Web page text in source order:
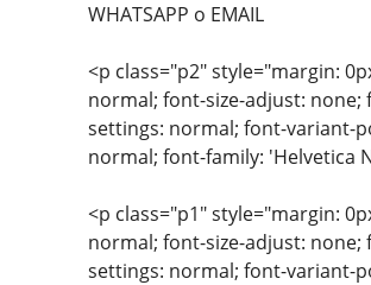
WHATSAPP o EMAIL
<p class="p2" style="margin:
normal; font-size-adjust:
settings: normal; font-variant-
normal; font-family: 'Helvetica
<p class="p1" style="margin:
normal; font-size-adjust:
settings: normal; font-variant-